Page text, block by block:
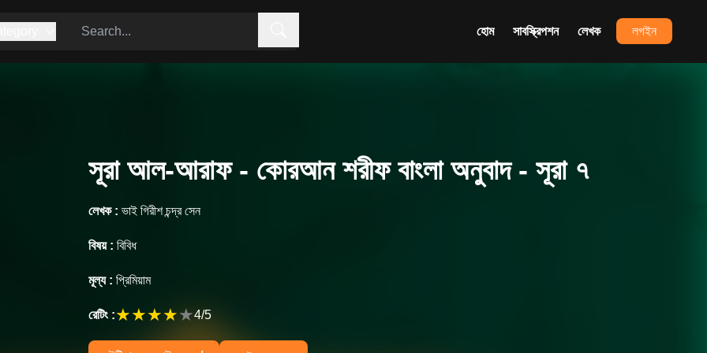
হোম সাবস্ক্রিপশন লেখক লগইন
সূরা আল-আরাফ - কোরআন শরীফ বাংলা অনুবাদ - সূরা ৭
লেখক : ভাই গিরীশ চন্দ্র সেন
বিষয় : বিবিধ
মূল্য : প্রিমিয়াম
রেটিং :★★★★★4/5